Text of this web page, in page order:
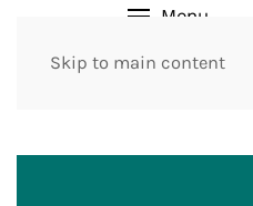
Skip to main content
Menu